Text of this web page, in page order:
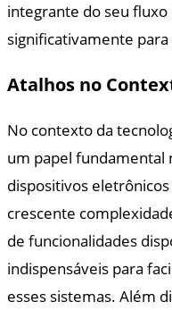
integrante do seu
significativamente
Atalhos no
No contexto da
um papel fundamental
dispositivos
crescente
de funcionalidades
indispensáveis para
esses sistemas. Além